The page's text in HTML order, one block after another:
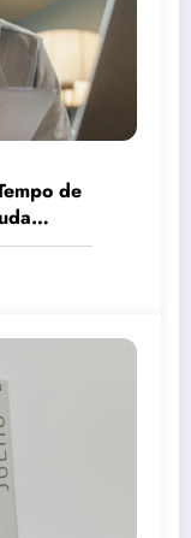
de